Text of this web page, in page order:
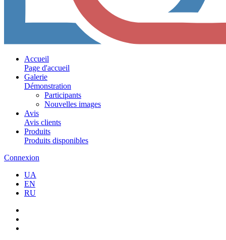
Accueil
Page d'accueil
Galerie
Démonstration
Participants
Nouvelles images
Avis
Avis clients
Produits
Produits disponibles
Connexion
UA
EN
RU